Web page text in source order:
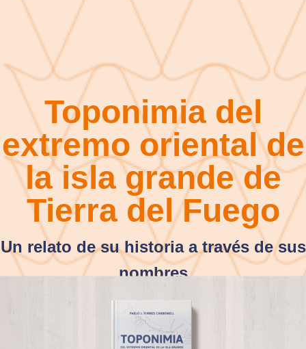
Toponimia del
extremo oriental de
la isla grande de
Tierra del Fuego
Un relato de su historia a través de sus
nombres
Uno de los lugares más emblemáticos y con creciente
popularidad entre fueguinos y turistas es, sin dudas, Península
Mitre. O como lo llama el autor de esta obra, el extremo oriental